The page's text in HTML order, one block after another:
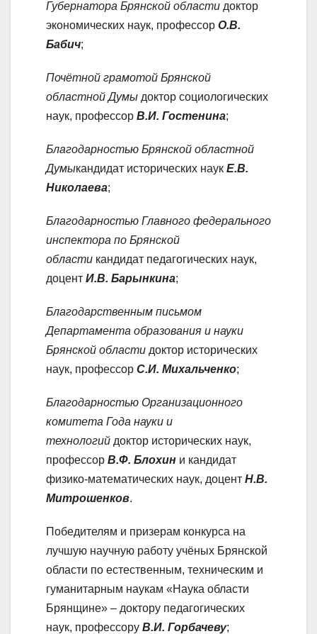
Губернатора Брянской области доктор
экономических наук, профессор О.В.
Бабич;
Почётной грамотой Брянской
областной Думы доктор социологических
наук, профессор В.И. Гостенина;
Благодарностью Брянской областной
Думыкандидат исторических наук Е.В.
Николаева;
Благодарностью Главного федерального
инспектора по Брянской
области кандидат педагогических наук,
доцент И.В. Барынкина;
Благодарственным письмом
Департамента образования и науки
Брянской области доктор исторических
наук, профессор С.И. Михальченко;
Благодарностью Организационного
комитета Года науки и
технологий доктор исторических наук,
профессор В.Ф. Блохин и кандидат
физико-математических наук, доцент Н.В.
Митрошенков.
Победителям и призерам конкурса на
лучшую научную работу учёных Брянской
области по естественным, техническим и
гуманитарным наукам «Наука области
Брянщине» – доктору педагогических
наук, профессору В.И. Горбачеву;